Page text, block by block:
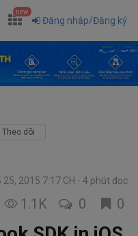
new
Đăng nhập/Đăng ký
Theo dõi
2015 7:17 CH 4 phút đọc
1.1K 0 0